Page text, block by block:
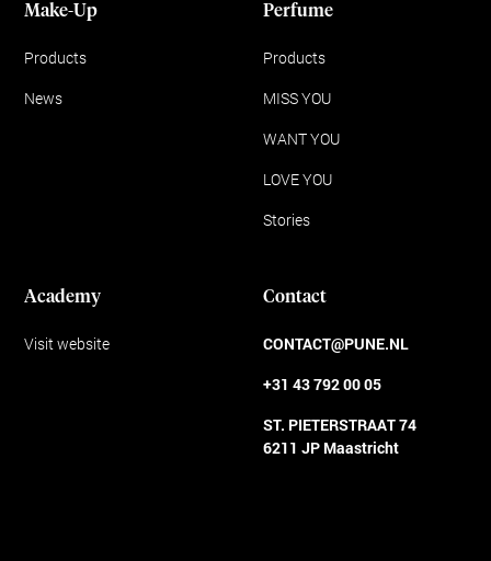
Make-Up
Products
News
Perfume
Products
MISS YOU
WANT YOU
LOVE YOU
Stories
Academy
Visit website
Contact
CONTACT@PUNE.NL
+31 43 792 00 05
ST. PIETERSTRAAT 74
6211 JP Maastricht